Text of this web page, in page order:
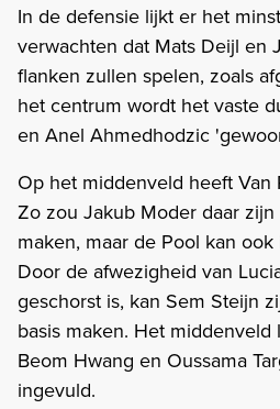
In de defensie lijkt er het
verwachten dat Mats Deijl en
flanken zullen spelen, zoals
het centrum wordt het vaste
en Anel Ahmedhodzic
Op het middenveld heeft Van
Zo zou Jakub Moder daar
maken, maar de Pool kan
Door de afwezigheid van
geschorst is, kan Sem Steijn
basis maken. Het
Beom Hwang en Oussama
ingevuld.